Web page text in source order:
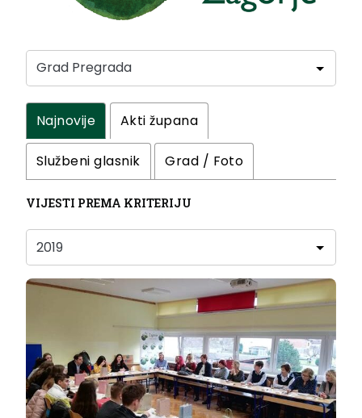
Najnovije Akti župana
Službeni glasnik Grad / Foto
VIJESTI PREMA KRITERIJU